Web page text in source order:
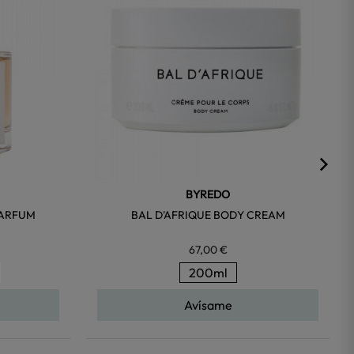
BYREDO
BAL D'AFRIQUE BODY CREAM
67,00 €
200ml
Avísame